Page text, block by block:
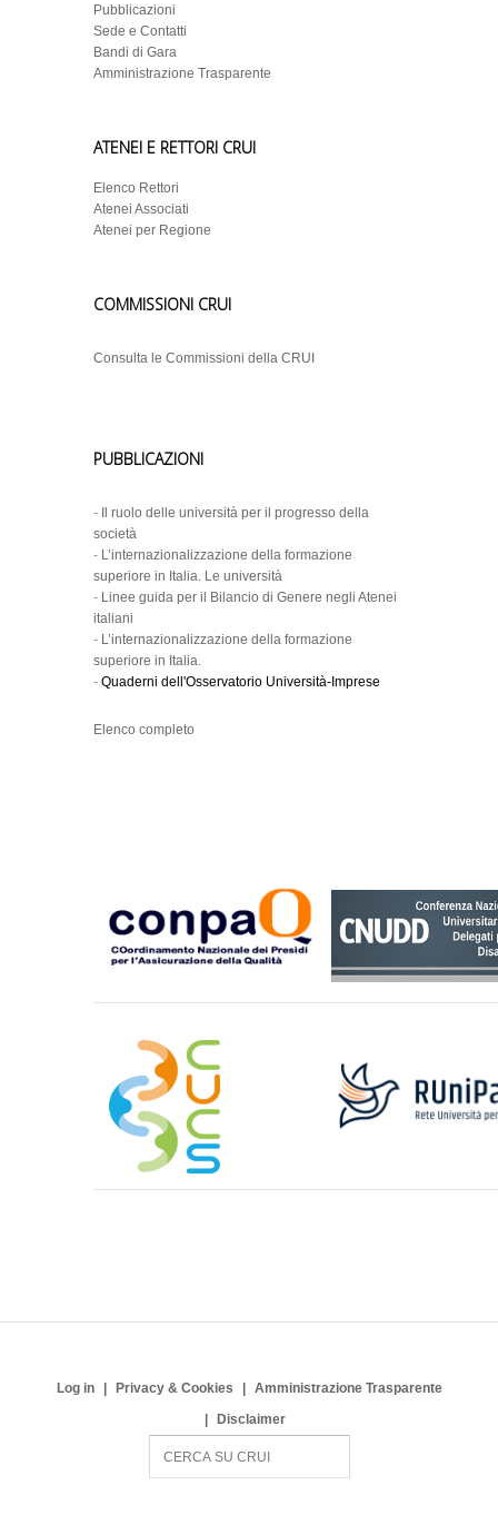
Pubblicazioni
Sede e Contatti
Bandi di Gara
Amministrazione Trasparente
ATENEI E RETTORI CRUI
Elenco Rettori
Atenei Associati
Atenei per Regione
COMMISSIONI CRUI
Consulta le Commissioni della CRUI
PUBBLICAZIONI
-
Il ruolo delle università per il progresso della
società
- L’internazionalizzazione della formazione
superiore in Italia. Le università
- Linee guida per il Bilancio di Genere negli Atenei
italiani
- L’internazionalizzazione della formazione
superiore in Italia.
- Quaderni dell'Osservatorio Università-Imprese
Elenco completo
Log in Privacy & Cookies
Amministrazione Trasparente
Disclaimer